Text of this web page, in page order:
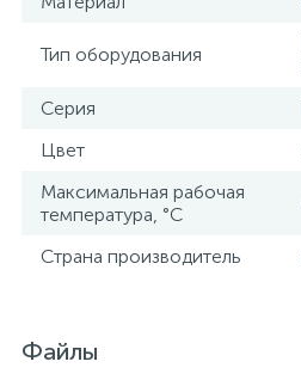
Тип оборудования
Серия
Цвет
Максимальная рабочая
температура, °С
Страна производитель
Файлы